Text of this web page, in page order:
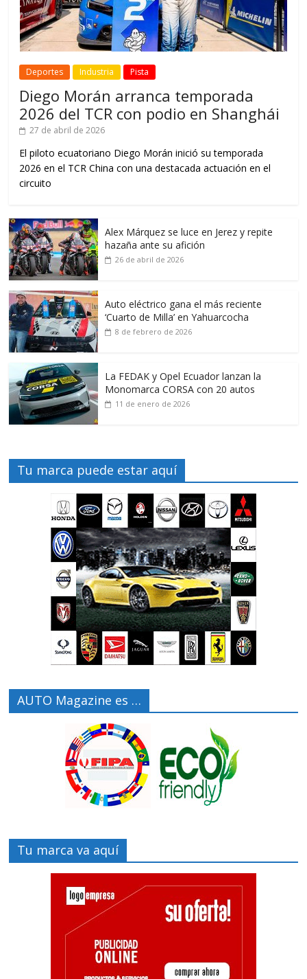
Deportes Industria Pista
Diego Morán arranca temporada
2026 del TCR con podio en Shanghái
27 de abril de 2026
El piloto ecuatoriano Diego Morán inició su temporada
2026 en el TCR China con una destacada actuación en el
circuito
Alex Márquez se luce en Jerez y repite
hazaña ante su afición
26 de abril de 2026
Auto eléctrico gana el más reciente
‘Cuarto de Milla’ en Yahuarcocha
8 de febrero de 2026
La FEDAK y Opel Ecuador lanzan la
Monomarca CORSA con 20 autos
11 de enero de 2026
Tu marca puede estar aquí
AUTO Magazine es …
Tu marca va aquí